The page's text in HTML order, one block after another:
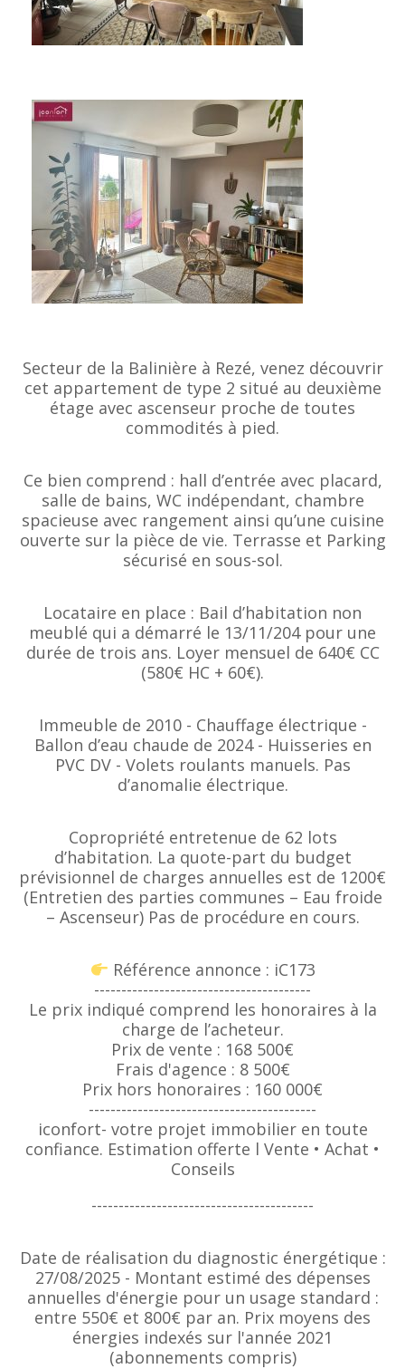
Secteur de la Balinière à Rezé, venez découvrir
cet appartement de type 2 situé au deuxième
étage avec ascenseur proche de toutes
commodités à pied.
Ce bien comprend : hall d’entrée avec placard,
salle de bains, WC indépendant, chambre
spacieuse avec rangement ainsi qu’une cuisine
ouverte sur la pièce de vie. Terrasse et Parking
sécurisé en sous-sol.
Locataire en place : Bail d’habitation non
meublé qui a démarré le 13/11/204 pour une
durée de trois ans. Loyer mensuel de 640€ CC
(580€ HC + 60€).
Immeuble de 2010 - Chauffage électrique -
Ballon d’eau chaude de 2024 - Huisseries en
PVC DV - Volets roulants manuels. Pas
d’anomalie électrique.
Copropriété entretenue de 62 lots
d’habitation. La quote-part du budget
prévisionnel de charges annuelles est de 1200€
(Entretien des parties communes – Eau froide
– Ascenseur) Pas de procédure en cours.
Référence annonce : iC173
----------------------------------------
Le prix indiqué comprend les honoraires à la
charge de l’acheteur.
Prix de vente : 168 500€
Frais d'agence : 8 500€
Prix hors honoraires : 160 000€
------------------------------------------
iconfort- votre projet immobilier en toute
confiance. Estimation offerte l Vente • Achat •
Conseils
-----------------------------------------
Date de réalisation du diagnostic énergétique :
27/08/2025 - Montant estimé des dépenses
annuelles d'énergie pour un usage standard :
entre 550€ et 800€ par an. Prix moyens des
énergies indexés sur l'année 2021
(abonnements compris)